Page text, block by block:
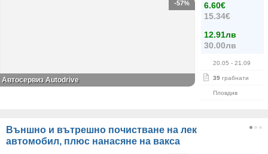
6.60€
15.34€
12.91лв
30.00лв
20.05 - 21.09
39 грабнати
Пловдив
-57%
Автосервиз Autodrive
Външно и вътрешно почистване на лек
автомобил, плюс нанасяне на вакса